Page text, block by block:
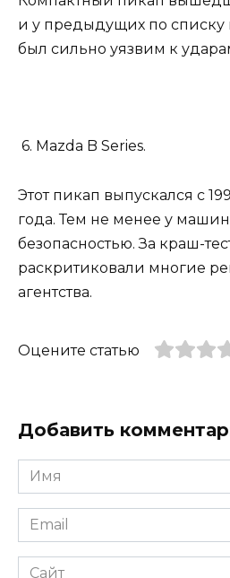
и у предыдущих по
был сильно уязвим к
6. Mazda B Series.
Этот пикап выпускался с
года. Тем не менее у
безопасностью. За краш-
раскритиковали многие
агентства.
Оцените статью
Добавить
Имя
*
Email
*
Сайт